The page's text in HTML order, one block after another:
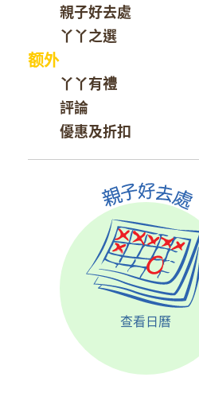
親子好去處
丫丫之選
额外
丫丫有禮
評論
優惠及折扣
查看日曆